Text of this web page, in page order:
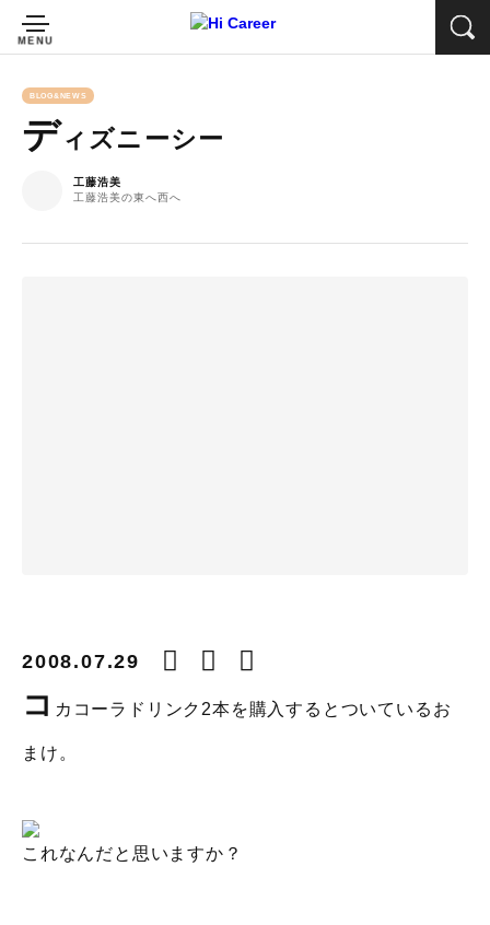
BLOG&NEWS
ディズニーシー
工藤浩美
工藤浩美の東へ西へ
2008.07.29
コ カコーラドリンク2本を購入するとついているお
まけ。
これなんだと思いますか？